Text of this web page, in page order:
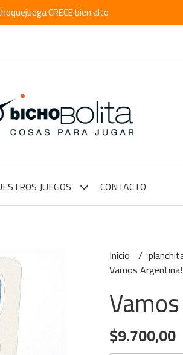
CRECE bien alto
JUEGOS CONTACTO
Inicio
Vamos
$9.700,00